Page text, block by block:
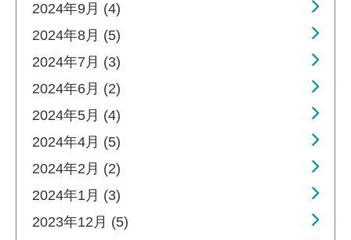
2024年9月 (4)
2024年8月 (5)
2024年7月 (3)
2024年6月 (2)
2024年5月 (4)
2024年4月 (5)
2024年2月 (2)
2024年1月 (3)
2023年12月 (5)